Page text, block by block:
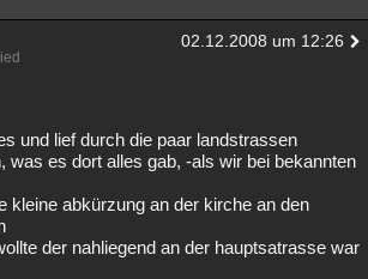
02.12.2008 um 12:26
und lief durch die paar landstrassen
was es dort alles gab, -als wir bei bekannten
kleine abkürzung an der kirche an den
der nahliegend an der hauptsatrasse war